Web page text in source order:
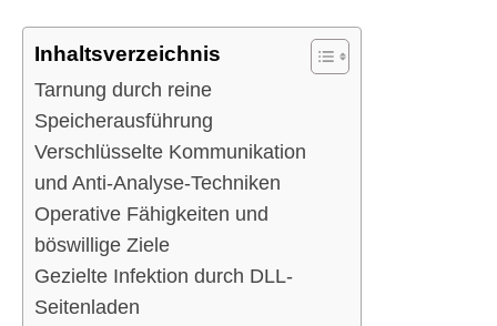
Inhaltsverzeichnis
Tarnung durch reine
Speicherausführung
Verschlüsselte Kommunikation
und Anti-Analyse-Techniken
Operative Fähigkeiten und
böswillige Ziele
Gezielte Infektion durch DLL-
Seitenladen